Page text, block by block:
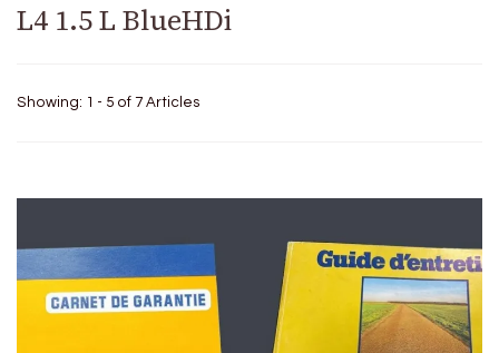
L4 1.5 L BlueHDi
Showing: 1 - 5 of 7 Articles